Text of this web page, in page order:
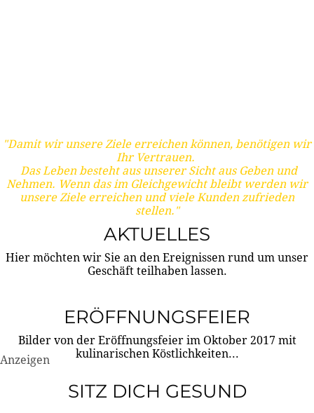
"Damit wir unsere Ziele erreichen können, benötigen wir
Ihr Vertrauen.
Das Leben besteht aus unserer Sicht aus Geben und
Nehmen. Wenn das im Gleichgewicht bleibt werden wir
unsere Ziele erreichen und viele Kunden zufrieden
stellen."
AKTUELLES
Hier möchten wir Sie an den Ereignissen rund um unser
Geschäft teilhaben lassen.
ERÖFFNUNGSFEIER
Bilder von der Eröffnungsfeier im Oktober 2017 mit
kulinarischen Köstlichkeiten...
Anzeigen
SITZ DICH GESUND